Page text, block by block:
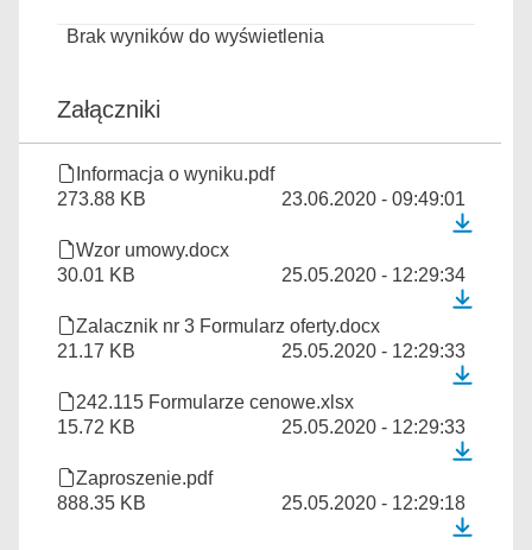
Brak wyników do wyświetlenia
Załączniki
Informacja o wyniku.pdf
273.88 KB
23.06.2020 - 09:49:01
Wzor umowy.docx
30.01 KB
25.05.2020 - 12:29:34
Zalacznik nr 3 Formularz oferty.docx
21.17 KB
25.05.2020 - 12:29:33
242.115 Formularze cenowe.xlsx
15.72 KB
25.05.2020 - 12:29:33
Zaproszenie.pdf
888.35 KB
25.05.2020 - 12:29:18